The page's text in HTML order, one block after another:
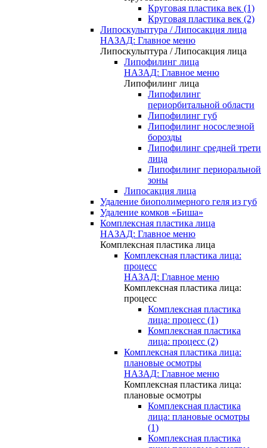
Круговая пластика век (1)
Круговая пластика век (2)
Липоскульптура / Липосакция лица
НАЗАД: Главное меню
Липоскульптура / Липосакция лица
Липофилинг лица
НАЗАД: Главное меню
Липофилинг лица
Липофилинг
периорбитальной области
Липофилинг губ
Липофилинг носослезной
борозды
Липофилинг средней трети
лица
Липофилинг периоральной
зоны
Липосакция лица
Удаление биополимерного геля из губ
Удаление комков «Биша»
Комплексная пластика лица
НАЗАД: Главное меню
Комплексная пластика лица
Комплексная пластика лица:
процесс
НАЗАД: Главное меню
Комплексная пластика лица:
процесс
Комплексная пластика
лица: процесс (1)
Комплексная пластика
лица: процесс (2)
Комплексная пластика лица:
плановые осмотры
НАЗАД: Главное меню
Комплексная пластика лица:
плановые осмотры
Комплексная пластика
лица: плановые осмотры
(1)
Комплексная пластика